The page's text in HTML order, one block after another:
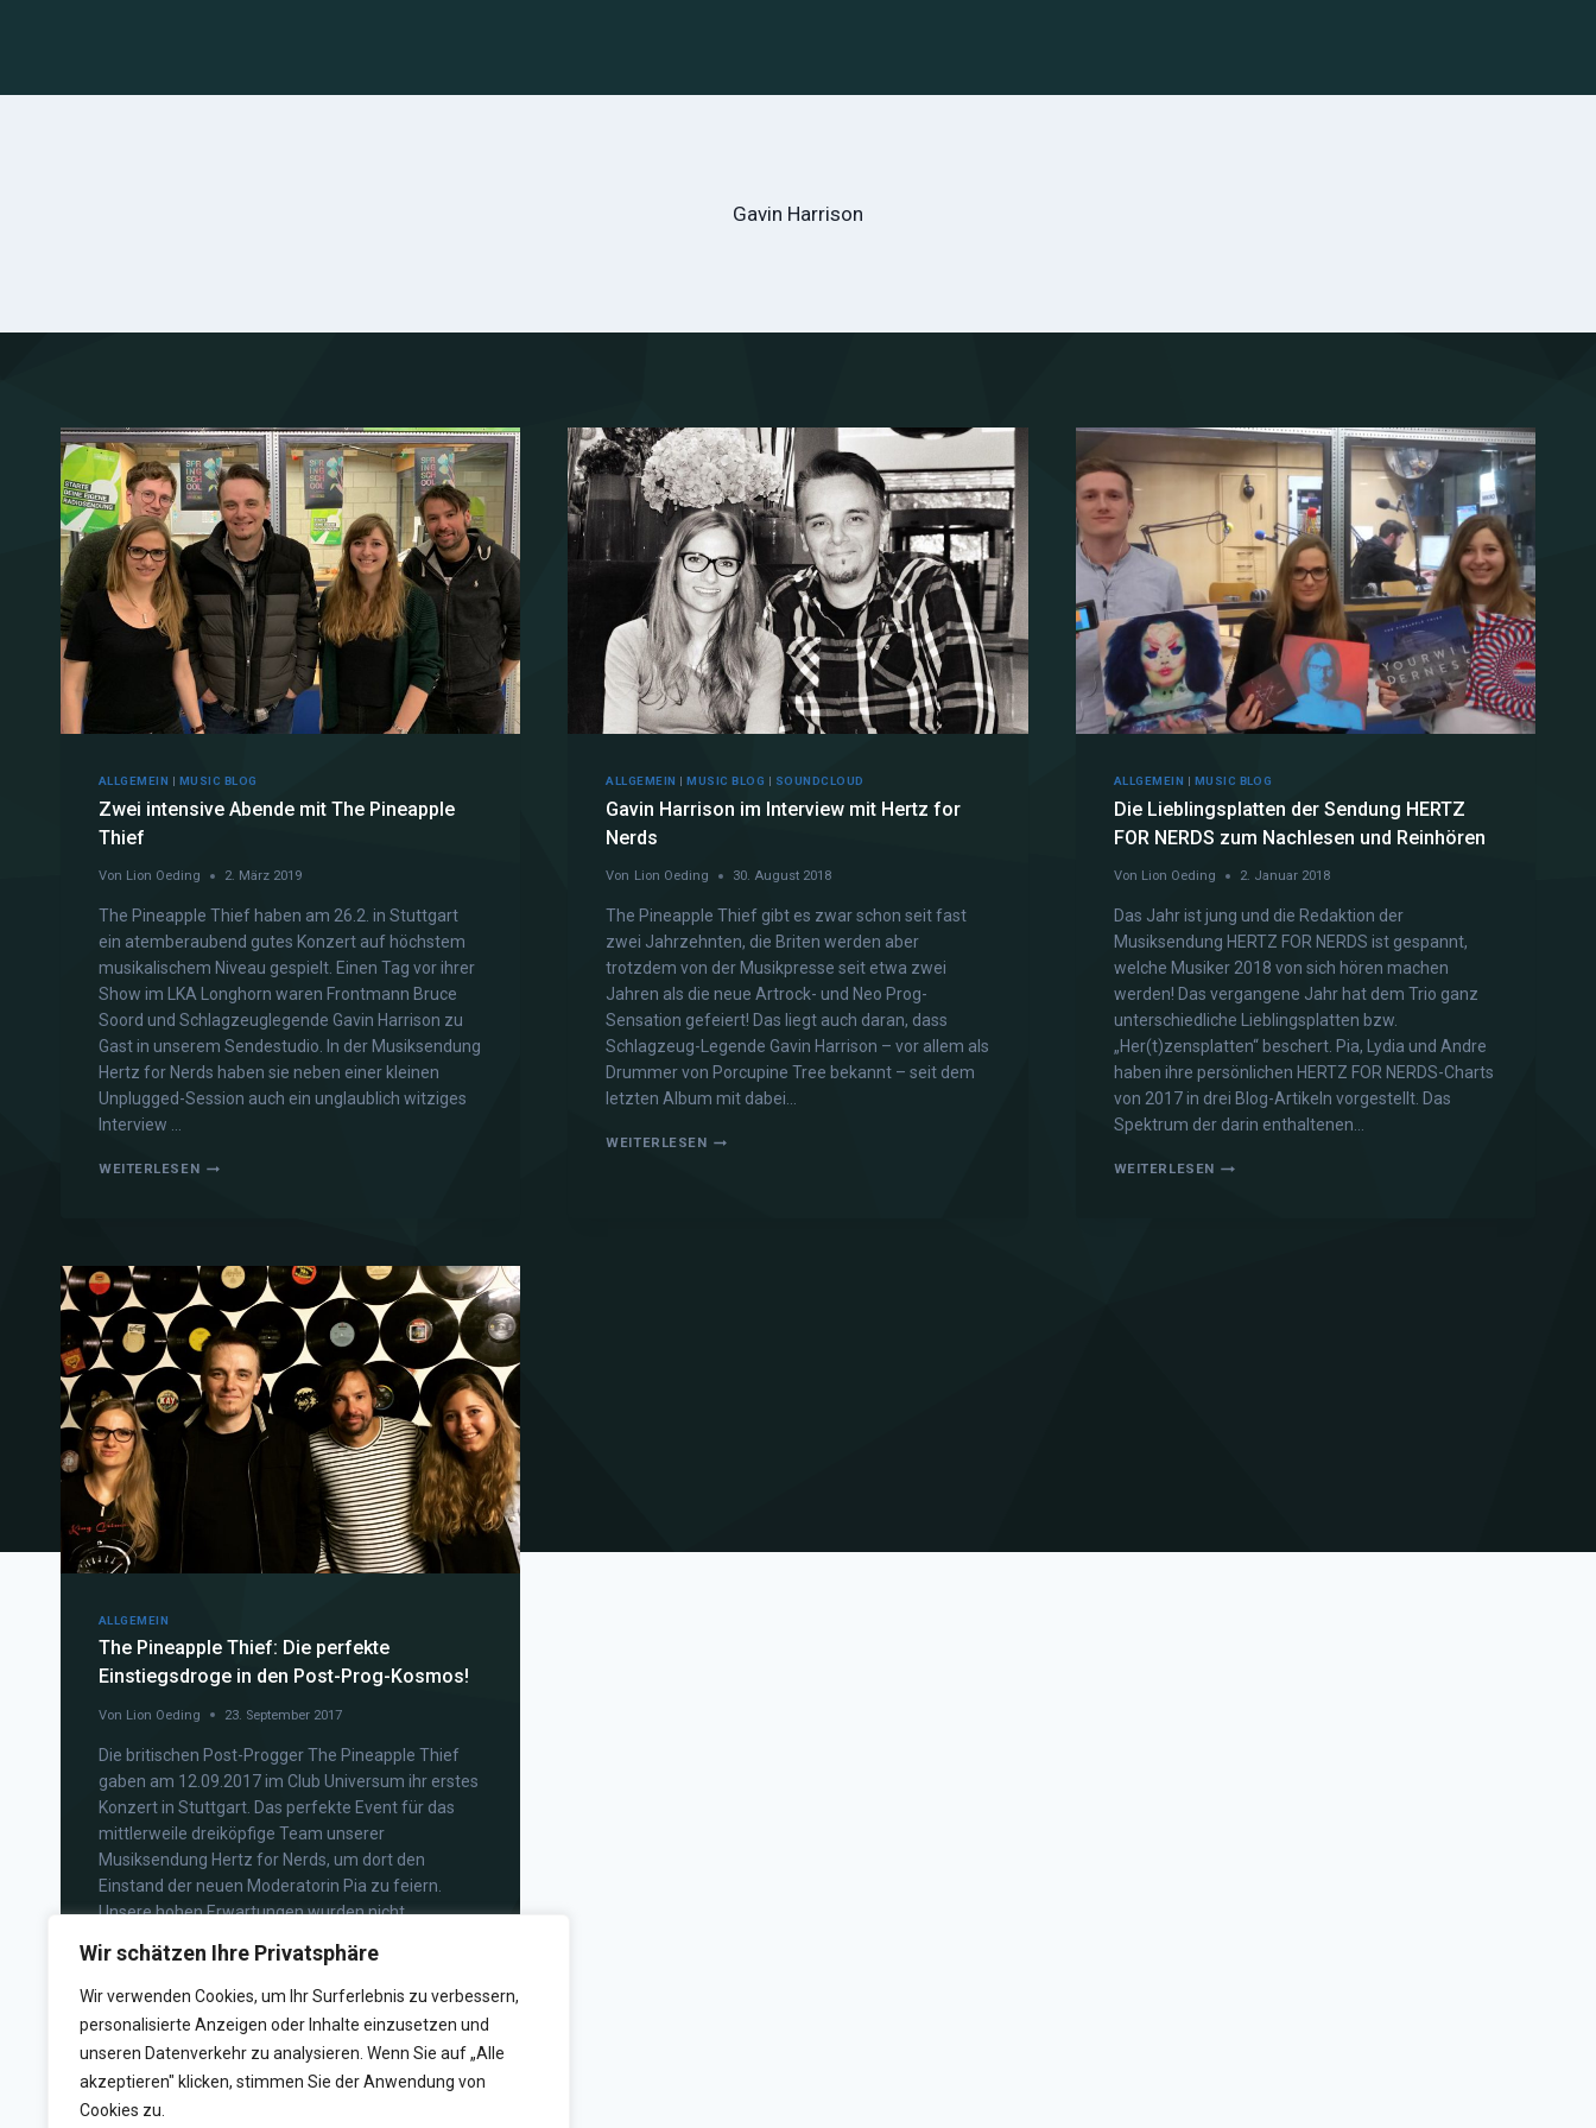
Wir schätzen Ihre Privatsphäre
Wir verwenden Cookies, um Ihr Surferlebnis zu verbessern,
personalisierte Anzeigen oder Inhalte einzusetzen und
unseren Datenverkehr zu analysieren. Wenn Sie auf „Alle
akzeptieren" klicken, stimmen Sie der Anwendung von
Cookies zu.
Gavin Harrison
ALLGEMEIN | MUSIC BLOG
Zwei intensive Abende mit The Pineapple
Thief
Von Lion Oeding 2. März 2019
The Pineapple Thief haben am 26.2. in Stuttgart
ein atemberaubend gutes Konzert auf höchstem
musikalischem Niveau gespielt. Einen Tag vor ihrer
Show im LKA Longhorn waren Frontmann Bruce
Soord und Schlagzeuglegende Gavin Harrison zu
Gast in unserem Sendestudio. In der Musiksendung
Hertz for Nerds haben sie neben einer kleinen
Unplugged-Session auch ein unglaublich witziges
Interview …
WEITERLESEN
ALLGEMEIN |MUSIC BLOG | SOUNDCLOUD
Gavin Harrison im Interview mit Hertz for
Nerds
Von Lion Oeding 30. August 2018
The Pineapple Thief gibt es zwar schon seit fast
zwei Jahrzehnten, die Briten werden aber
trotzdem von der Musikpresse seit etwa zwei
Jahren als die neue Artrock- und Neo Prog-
Sensation gefeiert! Das liegt auch daran, dass
Schlagzeug-Legende Gavin Harrison – vor allem als
Drummer von Porcupine Tree bekannt – seit dem
letzten Album mit dabei…
WEITERLESEN
ALLGEMEIN | MUSIC BLOG
Die Lieblingsplatten der Sendung HERTZ
FOR NERDS zum Nachlesen und Reinhören
Von Lion Oeding 2. Januar 2018
Das Jahr ist jung und die Redaktion der
Musiksendung HERTZ FOR NERDS ist gespannt,
welche Musiker 2018 von sich hören machen
werden! Das vergangene Jahr hat dem Trio ganz
unterschiedliche Lieblingsplatten bzw.
„Her(t)zensplatten“ beschert. Pia, Lydia und Andre
haben ihre persönlichen HERTZ FOR NERDS-Charts
von 2017 in drei Blog-Artikeln vorgestellt. Das
Spektrum der darin enthaltenen…
WEITERLESEN
ALLGEMEIN
The Pineapple Thief: Die perfekte
Einstiegsdroge in den Post-Prog-Kosmos!
Von Lion Oeding 23. September 2017
Die britischen Post-Progger The Pineapple Thief
gaben am 12.09.2017 im Club Universum ihr erstes
Konzert in Stuttgart. Das perfekte Event für das
mittlerweile dreiköpfige Team unserer
Musiksendung Hertz for Nerds, um dort den
Einstand der neuen Moderatorin Pia zu feiern.
Unsere hohen Erwartungen wurden nicht
Pineapple Thief lieferten…